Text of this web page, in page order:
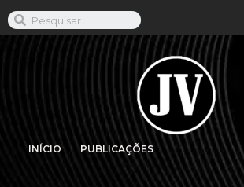
INÍCIO PUBLICAÇÕES